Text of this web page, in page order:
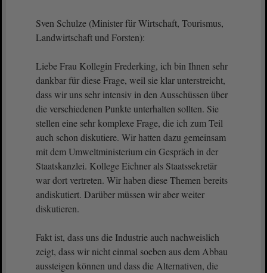
Sven Schulze (Minister für Wirtschaft, Tourismus,
Landwirtschaft und Forsten):
Liebe Frau Kollegin Frederking, ich bin Ihnen sehr
dankbar für diese Frage, weil sie klar unterstreicht,
dass wir uns sehr intensiv in den Ausschüssen über
die verschiedenen Punkte unterhalten sollten. Sie
stellen eine sehr komplexe Frage, die ich zum Teil
auch schon diskutiere. Wir hatten dazu gemeinsam
mit dem Umweltministerium ein Gespräch in der
Staatskanzlei. Kollege Eichner als Staatssekretär
war dort vertreten. Wir haben diese Themen bereits
andiskutiert. Darüber müssen wir aber weiter
diskutieren.
Fakt ist, dass uns die Industrie auch nachweislich
zeigt, dass wir nicht einmal soeben aus dem Abbau
aussteigen können und dass die Alternativen, die